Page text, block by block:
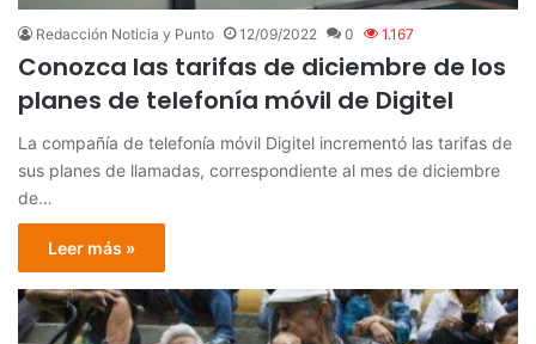
Redacción Noticia y Punto 12/09/2022 0 1.167
Conozca las tarifas de diciembre de los
planes de telefonía móvil de Digitel
La compañía de telefonía móvil Digitel incrementó las tarifas de
sus planes de llamadas, correspondiente al mes de diciembre
de…
Leer más »